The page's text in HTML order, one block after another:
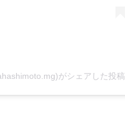
がシェアした投稿